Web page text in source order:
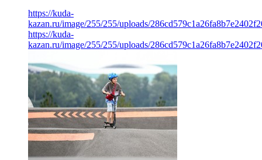
https://kuda-
kazan.ru/image/255/255/uploads/
https://kuda-
kazan.ru/image/255/255/uploads/